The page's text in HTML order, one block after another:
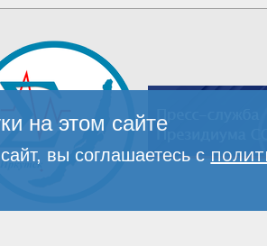
на этом сайте
вы соглашаетесь с